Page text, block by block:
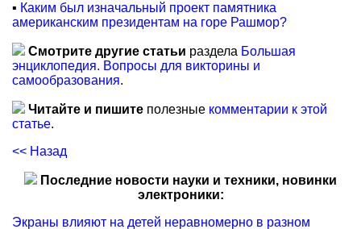
▪ Каким был изначальный проект памятника
американским президентам на горе Рашмор?
Смотрите другие статьи раздела Большая
энциклопедия. Вопросы для викторины и
самообразования.
Читайте и пишите полезные комментарии к этой
статье.
<< Назад
Последние новости науки и техники, новинки
электроники:
Экраны влияют на детей неравномерно в разном